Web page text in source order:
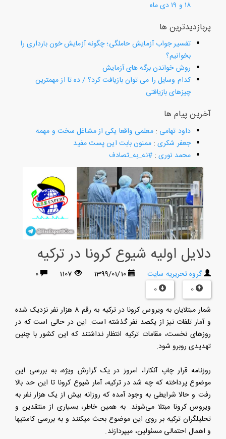
پربازدیدترین ها
تفسیر جواب آزمایش حاملگی؛ چگونه آزمایش خون بارداری را
بخوانیم؟
روش خواندن برگه های آزمایش
کدام وسایل را می توان بازیافت کرد؟ / ده تا از مهمترین
چیزهای بازیافتی
آخرین پیام ها
داود تهامی:معلمی واقعا یکی از مشاغل سخت و مهمه
جعفر شکری:ممنون بابت این پست مفید
محمد نوری:#نه_به_تصادف
دلایل اولیه شیوع کرونا در ترکیه
گروه تحریریه سایت 1399/01/10
1107
0
0
0
شمار مبتلایان به ویروس کرونا در ترکیه به رقم 8 هزار نفر نزدیک شده
و آمار تلفات نیز از یکصد نفر گذشته است. این در حالی است که در
روزهای نخست، مقامات ترکیه انتظار نداشتند که این کشور با چنین
تهدیدی روبرو شود.
روزنامه قرار چاپ آنکارا، امروز در یک گزارش ویژه، به بررسی این
موضوع پرداخته که چه شد در ترکیه، آمار شیوع کرونا تا این حد بالا
رفت و حالا شرایطی به وجود آمده که روزانه بیش از یک هزار نفر به
ویروس کرونا مبتلا می‌شوند. به همین خاطر، بسیاری از منتقدین و
تحلیلگران ترکیه بر روی این موضوع بحث میکنند و به بررسی کاستیها
و اهمال احتمالی مسئولین، میپردازند.